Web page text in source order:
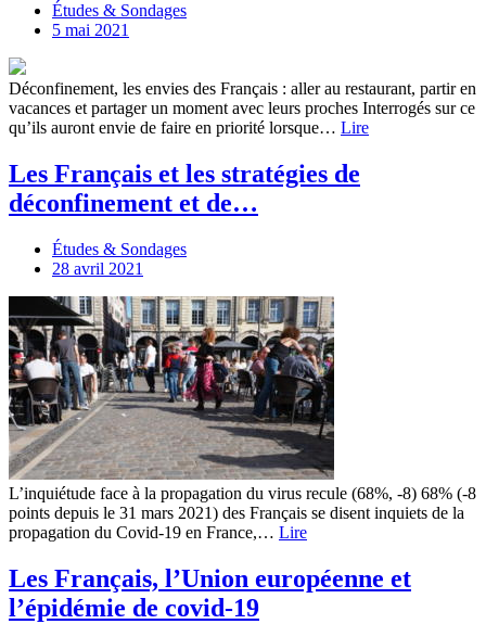
Études & Sondages
5 mai 2021
Déconfinement, les envies des Français : aller au restaurant, partir en
vacances et partager un moment avec leurs proches Interrogés sur ce
qu’ils auront envie de faire en priorité lorsque… Lire
Les Français et les stratégies de
déconfinement et de…
Études & Sondages
28 avril 2021
L’inquiétude face à la propagation du virus recule (68%, -8) 68% (-8
points depuis le 31 mars 2021) des Français se disent inquiets de la
propagation du Covid-19 en France,… Lire
Les Français, l’Union européenne et
l’épidémie de covid-19